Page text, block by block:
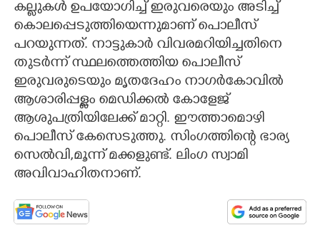
കല്ലുകൾ ഉപയോഗിച്ച് ഇരുവരെയും അടിച്ച്
കൊലപ്പെടുത്തിയെന്നുമാണ് പൊലീസ്
പറയുന്നത്. നാട്ടുകാർ വിവരമറിയിച്ചതിനെ
തുടർന്ന് സ്ഥലത്തെത്തിയ പൊലീസ്
ഇരുവരുടെയും മൃതദേഹം നാഗർകോവിൽ
ആശാരിപ്പള്ളം മെഡിക്കൽ കോളേജ്
ആശുപത്രിയിലേക്ക് മാറ്റി. ഈത്താമൊഴി
പൊലീസ് കേസെടുത്തു. സിംഗത്തിന്റെ ഭാര്യ
സെൽവി,​മൂന്ന് മക്കളുണ്ട്. ലിംഗ സ്വാമി
അവിവാഹിതനാണ്.